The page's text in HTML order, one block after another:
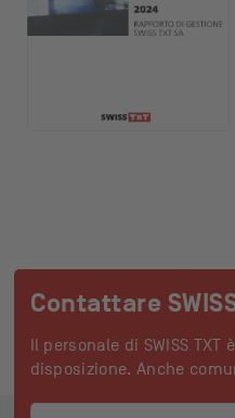
Contattare
Il personale di SWISS TXT
disposizione. Anche